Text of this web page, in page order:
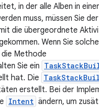
in der alle Alben in
muss, müssen Sie
die übergeordnete
Wenn Sie
Methode
Sie ein
hat. Die
erstellt. Bei der
Intent ändern, um